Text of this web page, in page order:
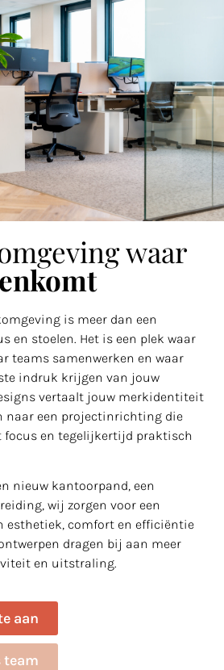
waar
is meer dan een
en stoelen. Het is een plek waar
teams samenwerken en waar
indruk krijgen van jouw
vertaalt jouw merkidentiteit
naar een projectinrichting die
focus en tegelijkertijd praktisch
nieuw kantoorpand, een
wij zorgen voor een
esthetiek, comfort en efficiëntie
dragen bij aan meer
en uitstraling.
aan
team